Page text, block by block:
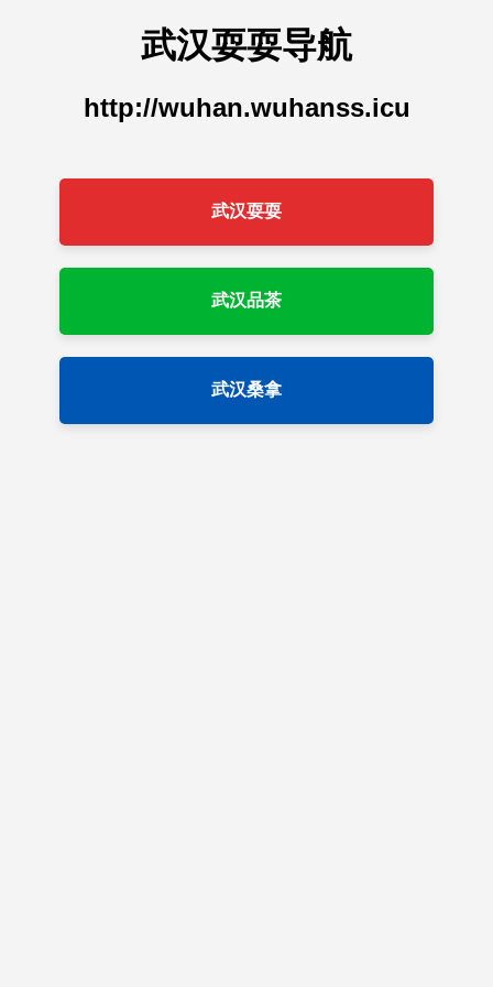
武汉耍耍导航
http://wuhan.wuhanss.icu
武汉耍耍
武汉品茶
武汉桑拿